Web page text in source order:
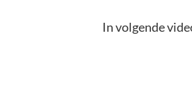
In volgende